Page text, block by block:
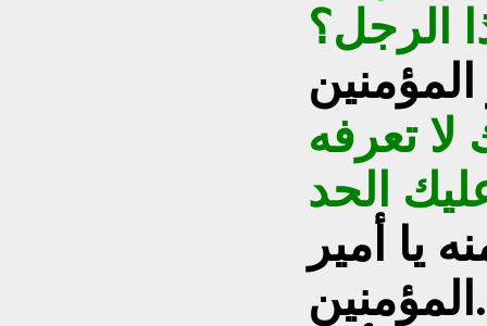
تعرفه
يا أمير
المؤمنين.